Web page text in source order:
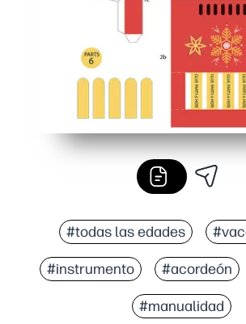
#todas las edades
#instrumento #acordeón
#manualidad